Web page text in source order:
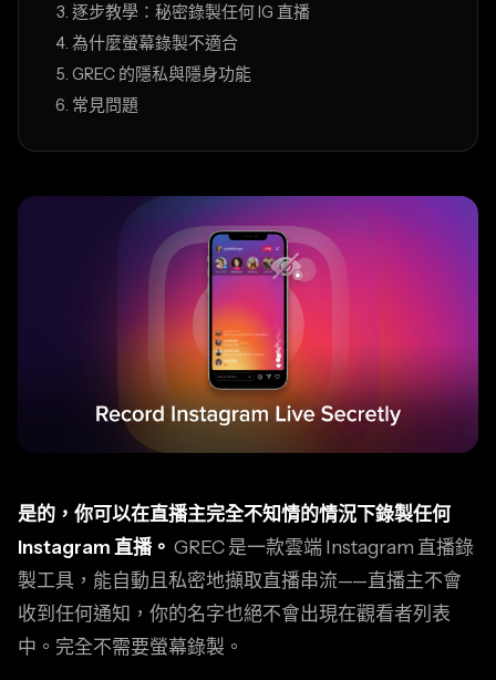
逐步教學：秘密錄製任何 IG 直播
為什麼螢幕錄製不適合
GREC 的隱私與隱身功能
常見問題
是的，你可以在直播主完全不知情的情況下錄製任何
Instagram 直播。 GREC 是一款雲端 Instagram 直播錄
製工具，能自動且私密地擷取直播串流——直播主不會
收到任何通知，你的名字也絕不會出現在觀看者列表
中。完全不需要螢幕錄製。